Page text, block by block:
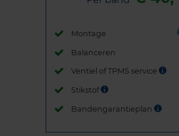
Montage
Balanceren
Ventiel of TPMS service
Stikstof
Bandengarantieplan